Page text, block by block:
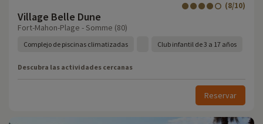
Village Belle Dune
(8/10)
Fort-Mahon-Plage - Somme (80)
Complejo de piscinas climatizadas Club infantil de 3 a 17 años
Descubra las actividades cercanas
Reservar